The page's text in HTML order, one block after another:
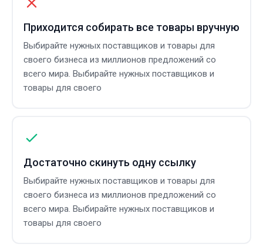
Приходится собирать все товары вручную
Выбирайте нужных поставщиков и товары для
своего бизнеса из миллионов предложений со
всего мира. Выбирайте нужных поставщиков и
товары для своего
Достаточно скинуть одну ссылку
Выбирайте нужных поставщиков и товары для
своего бизнеса из миллионов предложений со
всего мира. Выбирайте нужных поставщиков и
товары для своего